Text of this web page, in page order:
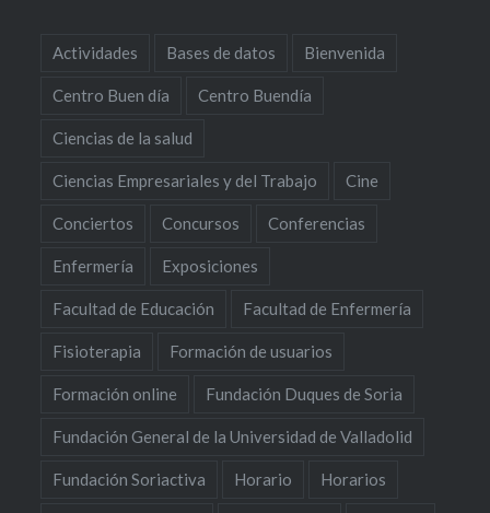
Actividades Bases de datos Bienvenida
Centro Buen día Centro Buendía
Ciencias de la salud
Ciencias Empresariales y del Trabajo Cine
Conciertos Concursos Conferencias
Enfermería Exposiciones
Facultad de Educación Facultad de Enfermería
Fisioterapia Formación de usuarios
Formación online Fundación Duques de Soria
Fundación General de la Universidad de Valladolid
Fundación Soriactiva Horario Horarios